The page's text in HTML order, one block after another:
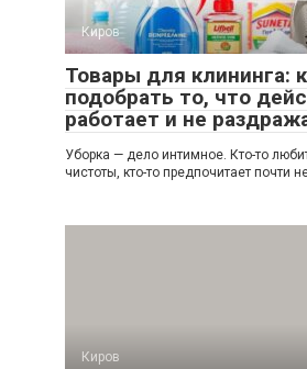
Киров
Товары для клининга:
подобрать то, что
работает и не
Уборка — дело интимное. Кто-то
чистоты, кто-то предпочитает почти
Киров